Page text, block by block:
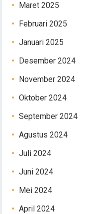
Maret 2025
Februari 2025
Januari 2025
Desember 2024
November 2024
Oktober 2024
September 2024
Agustus 2024
Juli 2024
Juni 2024
Mei 2024
April 2024